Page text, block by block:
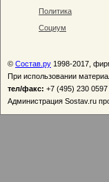
Политика
Социум
© Состав.ру 1998-2017,
При использовании
тел/факс: +7 (495) 230 0597
Администрация Sostav.ru